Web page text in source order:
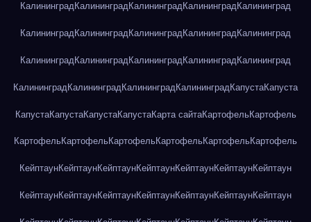
КалининградКалининградКалининградКалининградКалининград
КалининградКалининградКалининградКалининградКалининград
КалининградКалининградКалининградКалининградКалининград
Калининград Калининград Калининград Калининград КапустаКапуста
КапустаКапустаКапустаКапустаКарта сайтаКартофельКартофель
КартофельКартофельКартофельКартофельКартофельКартофель
КейптаунКейптаунКейптаунКейптаунКейптаунКейптаунКейптаун
КейптаунКейптаунКейптаунКейптаунКейптаунКейптаунКейптаун